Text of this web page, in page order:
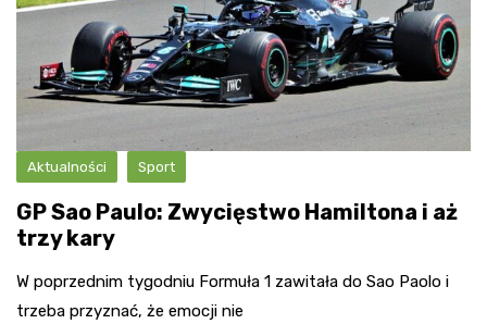
Aktualności Sport
GP Sao Paulo: Zwycięstwo Hamiltona i aż
trzy kary
W poprzednim tygodniu Formuła 1 zawitała do Sao Paolo i
trzeba przyznać, że emocji nie